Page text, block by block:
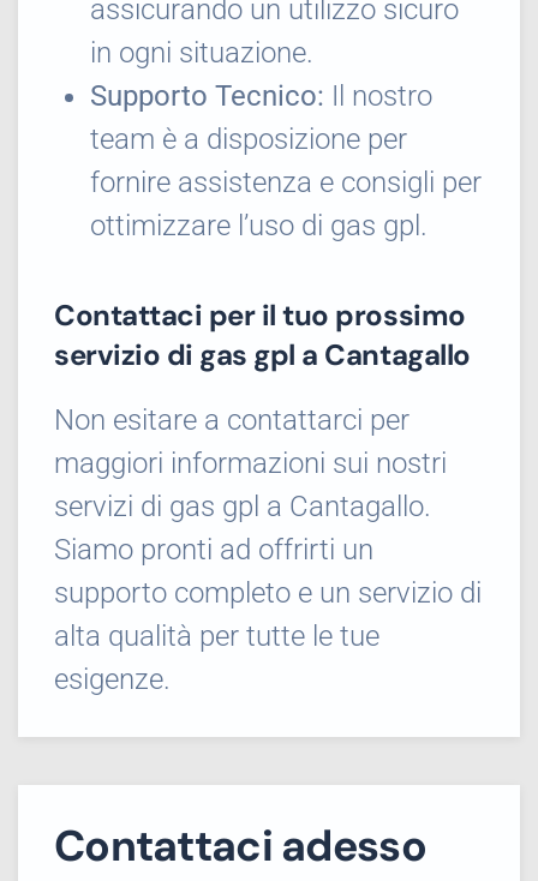
assicurando un utilizzo sicuro
in ogni situazione.
Supporto Tecnico: Il nostro
team è a disposizione per
fornire assistenza e consigli per
ottimizzare l’uso di gas gpl.
Contattaci per il tuo prossimo
servizio di gas gpl a Cantagallo
Non esitare a contattarci per
maggiori informazioni sui nostri
servizi di gas gpl a Cantagallo.
Siamo pronti ad offrirti un
supporto completo e un servizio di
alta qualità per tutte le tue
esigenze.
Contattaci adesso